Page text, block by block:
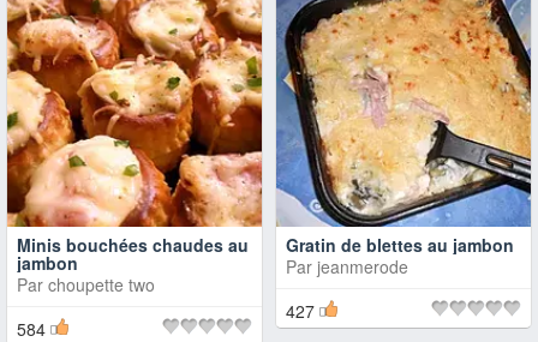
Minis bouchées chaudes au
jambon
Par choupette two
584
Gratin de blettes au jambon
Par jeanmerode
427